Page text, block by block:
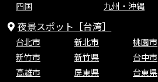
四国
九州・沖縄
夜景スポット［台湾］
台北市 新北市 桃園市
新竹市
新竹県 台中市
高雄市
屏東県 台東県